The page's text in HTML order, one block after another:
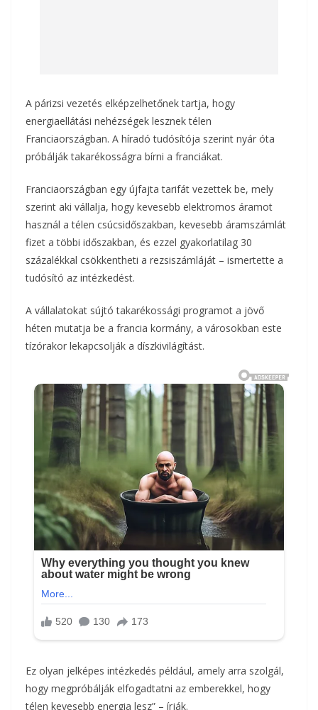
A párizsi vezetés elképzelhetőnek tartja, hogy
energiaellátási nehézségek lesznek télen
Franciaországban. A híradó tudósítója szerint nyár óta
próbálják takarékosságra bírni a franciákat.
Franciaországban egy újfajta tarifát vezettek be, mely
szerint aki vállalja, hogy kevesebb elektromos áramot
használ a télen csúcsidőszakban, kevesebb áramszámlát
fizet a többi időszakban, és ezzel gyakorlatilag 30
százalékkal csökkentheti a rezsiszámláját – ismertette a
tudósító az intézkedést.
A vállalatokat sújtó takarékossági programot a jövő
héten mutatja be a francia kormány, a városokban este
tízórakor lekapcsolják a díszkivilágítást.
Ez olyan jelképes intézkedés például, amely arra szolgál,
hogy megpróbálják elfogadtatni az emberekkel, hogy
télen kevesebb energia lesz” – írják.